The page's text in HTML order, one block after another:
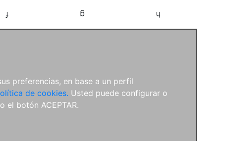
preferencias, en base a un perfil
de cookies. Usted puede configurar o
el botón ACEPTAR.
f g h